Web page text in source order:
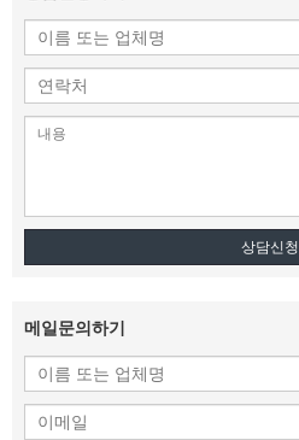
상담신청
메일문의하기